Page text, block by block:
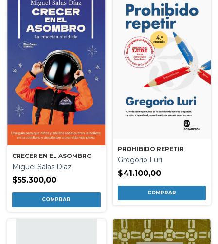
CRECER EN EL ASOMBRO
Miguel Salas Diaz
$55.300,00
PROHIBIDO REPETIR
Gregorio Luri
$41.100,00